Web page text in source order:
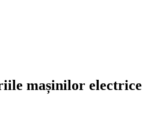
mașinilor electrice